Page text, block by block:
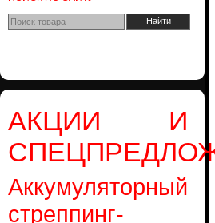
АКЦИИ И
Аккумуляторный
стреппинг-